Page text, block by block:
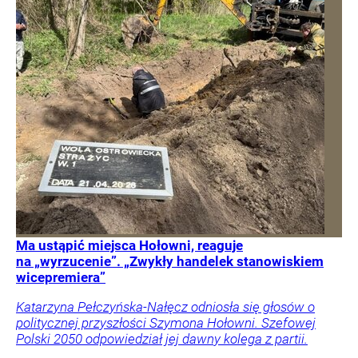
Ma ustąpić miejsca Hołowni, reaguje
na „wyrzucenie”. „Zwykły handelek stanowiskiem
wicepremiera”
Katarzyna Pełczyńska-Nałęcz odniosła się głosów o
politycznej przyszłości Szymona Hołowni. Szefowej
Polski 2050 odpowiedział jej dawny kolega z partii.